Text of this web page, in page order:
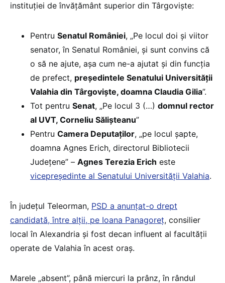
instituției de învățământ superior din Târgoviște:
Pentru Senatul României, „Pe locul doi și viitor
senator, în Senatul României, și sunt convins că
o să ne ajute, așa cum ne-a ajutat și din funcția
de prefect, președintele Senatului Universității
Valahia din Târgoviște, doamna Claudia Gilia”.
Tot pentru Senat, „Pe locul 3 (…) domnul rector
al UVT, Corneliu Sălișteanu”
Pentru Camera Deputaților, „pe locul șapte,
doamna Agnes Erich, directorul Bibliotecii
Județene” – Agnes Terezia Erich este
vicepreședinte al Senatului Universității Valahia.
În județul Teleorman, PSD a anunțat-o drept
candidată, între alții, pe Ioana Panagoreț, consilier
local în Alexandria și fost decan influent al facultății
operate de Valahia în acest oraș.
Marele „absent”, până miercuri la prânz, în rândul